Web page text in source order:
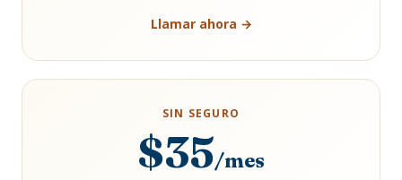
Llamar ahora →
SIN SEGURO
$35/mes